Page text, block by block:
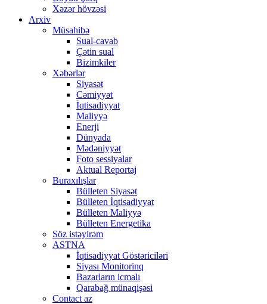
Xəzər hövzəsi
Arxiv
Müsahibə
Sual-cavab
Çətin sual
Bizimkiler
Xəbərlər
Siyasət
Cəmiyyət
İqtisadiyyat
Maliyyə
Enerji
Dünyada
Mədəniyyət
Foto sessiyalar
Aktual Reportaj
Buraxılışlar
Bülleten Siyasət
Bülleten İqtisadiyyat
Bülleten Maliyyə
Bülleten Energetika
Söz istəyirəm
ASTNA
İqtisadiyyat Göstəriciləri
Siyası Monitorinq
Bazarların icmalı
Qarabağ münaqişəsi
Contact az